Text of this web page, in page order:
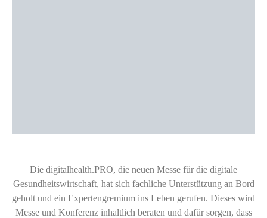
Die digitalhealth.PRO, die neuen Messe für die digitale
Gesundheitswirtschaft, hat sich fachliche Unterstützung an Bord
geholt und ein Expertengremium ins Leben gerufen. Dieses wird
Messe und Konferenz inhaltlich beraten und dafür sorgen, dass